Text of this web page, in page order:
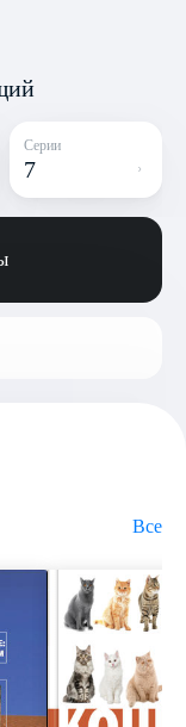
Серии
7
Все